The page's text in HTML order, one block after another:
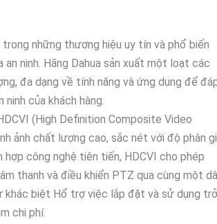
trong những thương hiệu uy tín và phổ biến
ninh. Hãng Dahua sản xuất một loạt các
đa dạng về tính năng và ứng dụng để
ninh của khách hàng.
(High Definition Composite Video
ảnh chất lượng cao, sắc nét với độ phân
công nghệ tiên tiến, HDCVI cho phép
thanh và điều khiển PTZ qua cùng một
khác biệt Hổ trợ việc lắp đặt và sử dụng trở
chi phí.